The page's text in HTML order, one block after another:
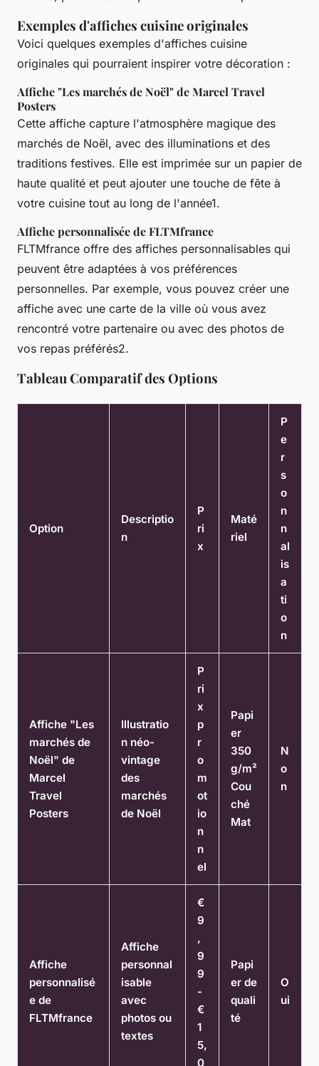
Exemples d'affiches cuisine originales
Voici quelques exemples d'affiches cuisine
originales qui pourraient inspirer votre décoration :
Affiche "Les marchés de Noël" de Marcel Travel
Posters
Cette affiche capture l'atmosphère magique des
marchés de Noël, avec des illuminations et des
traditions festives. Elle est imprimée sur un papier de
haute qualité et peut ajouter une touche de fête à
votre cuisine tout au long de l'année1.
Affiche personnalisée de FLTMfrance
FLTMfrance offre des affiches personnalisables qui
peuvent être adaptées à vos préférences
personnelles. Par exemple, vous pouvez créer une
affiche avec une carte de la ville où vous avez
rencontré votre partenaire ou avec des photos de
vos repas préférés2.
Tableau Comparatif des Options
Option
Descriptio
n
P
ri
x
Maté
riel
P
e
r
s
o
n
n
al
is
a
ti
o
n
Affiche "Les
marchés de
Noël" de
Marcel
Travel
Posters
Illustratio
n néo-
vintage
des
marchés
de Noël
P
ri
x
p
r
o
m
ot
io
n
n
el
Papi
er
350
g/m²
Cou
ché
Mat
N
o
n
Affiche
personnalisé
e de
FLTMfrance
Affiche
personnal
isable
avec
photos ou
textes
€
9
,
9
9
-
€
1
5,
0
Papi
er de
quali
té
O
ui